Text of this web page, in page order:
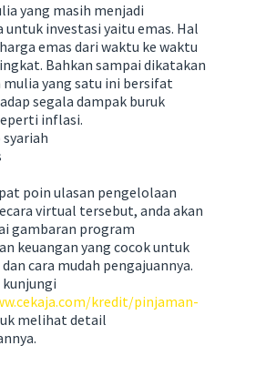
yang masih menjadi
untuk investasi yaitu emas. Hal
emas dari waktu ke waktu
Bahkan sampai dikatakan
yang satu ini bersifat
segala dampak buruk
inflasi.
poin ulasan pengelolaan
virtual tersebut, anda akan
gambaran program
keuangan yang cocok untuk
cara mudah pengajuannya.
kunjungi
kredit/pinjaman-
melihat detail